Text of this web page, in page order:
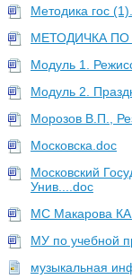
Методика гос
МЕТОДИЧКА ПО
Модуль 1.
Модуль 2.
Морозов В.П.,
Московска.doc
Московский
Унив....doc
МС Макарова
МУ по учебной
музыкальная